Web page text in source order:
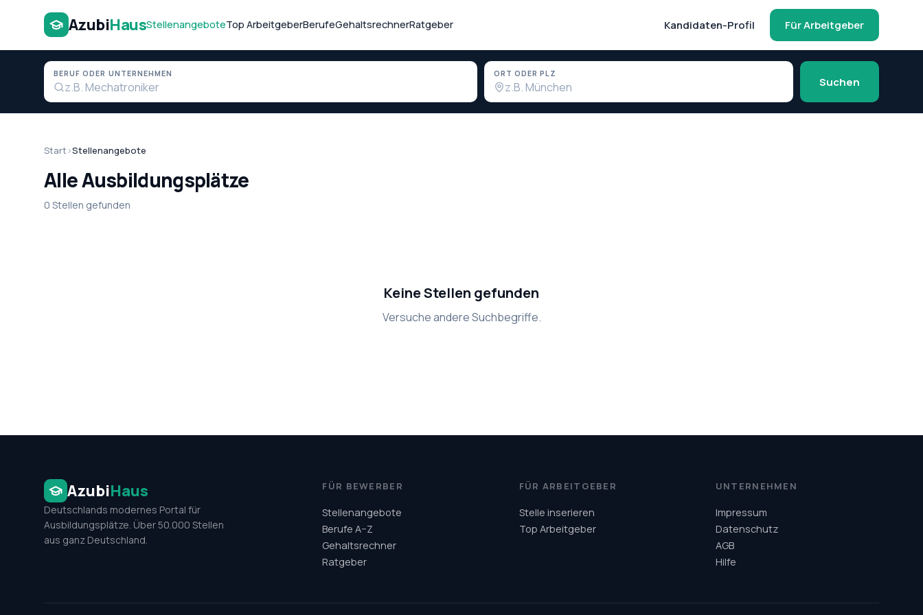
AzubiHausStellenangeboteTop ArbeitgeberBerufeGehaltsrechnerRatgeber Kandidaten-Profil Für Arbeitgeber
BERUF ODER UNTERNEHMEN ORT ODER PLZ
Suchen
Start›Stellenangebote
Alle Ausbildungsplätze
0 Stellen gefunden
Keine Stellen gefunden
Versuche andere Suchbegriffe.
AzubiHaus
Deutschlands modernes Portal für
Ausbildungsplätze. Über 50.000 Stellen
aus ganz Deutschland.
FÜR BEWERBER
Stellenangebote
Berufe A–Z
Gehaltsrechner
Ratgeber
FÜR ARBEITGEBER
Stelle inserieren
Top Arbeitgeber
UNTERNEHMEN
Impressum
Datenschutz
AGB
Hilfe